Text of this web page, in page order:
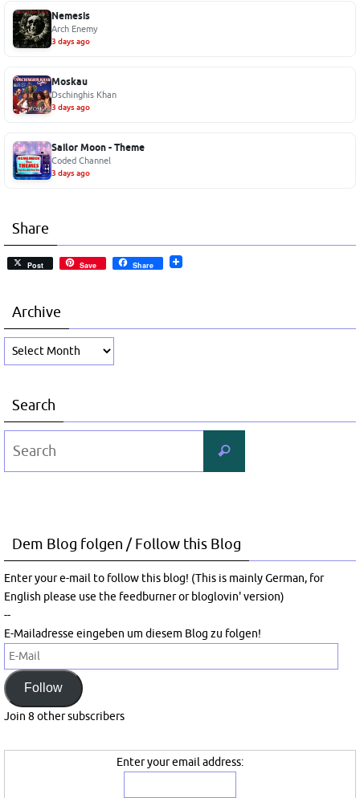
Nemesis
Arch Enemy
3 days ago
Moskau
Dschinghis Khan
3 days ago
Sailor Moon - Theme
Coded Channel
3 days ago
Share
Post Save Share
Archive
Archive
Search
Search
Dem Blog folgen / Follow this Blog
Enter your e-mail to follow this blog! (This is mainly German, for
English please use the feedburner or bloglovin' version)
--
E-Mailadresse eingeben um diesem Blog zu folgen!
E-
Mail
Follow
Join 8 other subscribers
Enter your email address: